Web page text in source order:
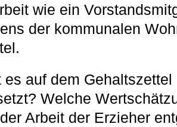
wie ein
der kommunalen
es auf dem
Welche
Arbeit der Erzieher